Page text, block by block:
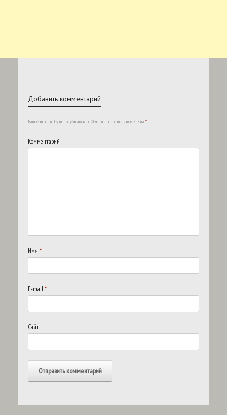
Добавить комментарий
Ваш e-mail не будет опубликован.Обязательные поля помечены *
Комментарий
Имя *
E-mail*
Сайт